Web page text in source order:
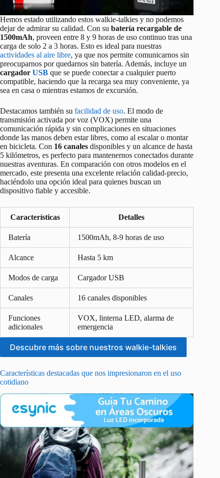
Hemos estado utilizando estos walkie-talkies y no podemos
dejar de admirar su calidad. Con su batería recargable de
1500mAh, proveen entre 8 y 9 horas de uso continuo tras una
carga de solo 2 a 3 horas. Esto es ideal para nuestras
actividades al aire libre, ya que nos permite comunicarnos sin
preocuparnos por quedarnos sin batería. Además, incluye un
cargador USB que se puede conectar a cualquier puerto
compatible, haciendo que la recarga sea muy conveniente, ya
sea en casa o mientras estamos de excursión.
Destacamos también su facilidad de uso. El modo de
transmisión activada por voz (VOX) permite una
comunicación rápida y sin complicaciones en situaciones
donde las manos deben estar libres, como al escalar o montar
en bicicleta. Con 16 canales disponibles y un alcance de hasta
5 kilómetros, es perfecto para mantenernos conectados durante
nuestras aventuras. En comparación con otros modelos en el
mercado, este presenta una excelente relación calidad-precio,
haciéndolo una opción ideal para quienes buscan un
dispositivo fiable y accesible.
Características Detalles
Batería 1500mAh, 8-9 horas de uso
Alcance Hasta 5 km
Modos de carga Cargador USB
Canales 16 canales disponibles
Funciones
adicionales
VOX, linterna LED, alarma de
emergencia
Descubre más sobre nuestros walkie-talkies
Características destacadas que nos impresionaron en el uso
cotidiano